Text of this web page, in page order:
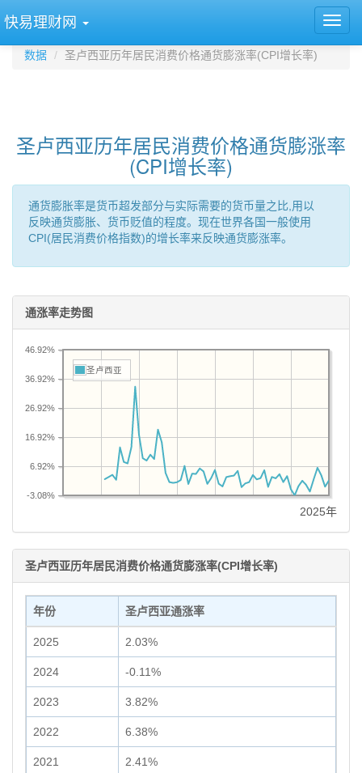
快易理财网
数据 圣卢西亚历年居民消费价格通货膨涨率(CPI增长率)
圣卢西亚历年居民消费价格通货膨涨率
(CPI增长率)
通货膨胀率是货币超发部分与实际需要的货币量之比,用以
反映通货膨胀、货币贬值的程度。现在世界各国一般使用
CPI(居民消费价格指数)的增长率来反映通货膨涨率。
通涨率走势图
-3.08%
6.92%
16.92%
26.92%
36.92%
46.92%
圣卢西亚
2025年
圣卢西亚历年居民消费价格通货膨涨率(CPI增长率)
年份 圣卢西亚通涨率
2025 2.03%
2024 -0.11%
2023 3.82%
2022 6.38%
2021 2.41%